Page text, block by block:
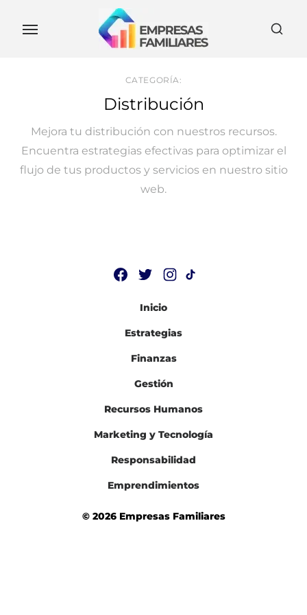
CATEGORÍA:
Distribución
Mejora tu distribución con nuestros recursos.
Encuentra estrategias efectivas para optimizar el
flujo de tus productos y servicios en nuestro sitio
web.
Inicio
Estrategias
Finanzas
Gestión
Recursos Humanos
Marketing y Tecnología
Responsabilidad
Emprendimientos
© 2026 Empresas Familiares